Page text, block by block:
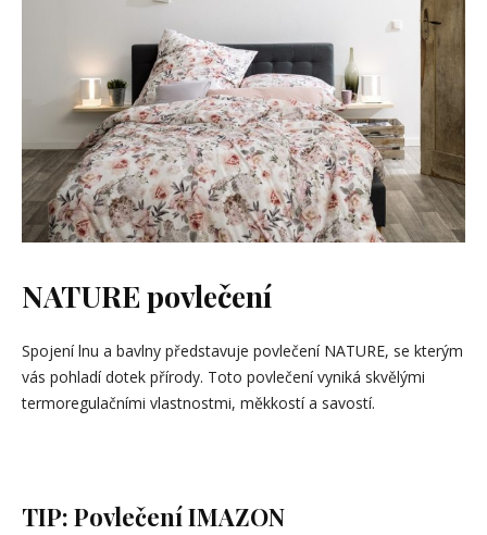
NATURE povlečení
Spojení lnu a bavlny představuje povlečení NATURE, se kterým
vás pohladí dotek přírody. Toto povlečení vyniká skvělými
termoregulačními vlastnostmi, měkkostí a savostí.
TIP: Povlečení IMAZON